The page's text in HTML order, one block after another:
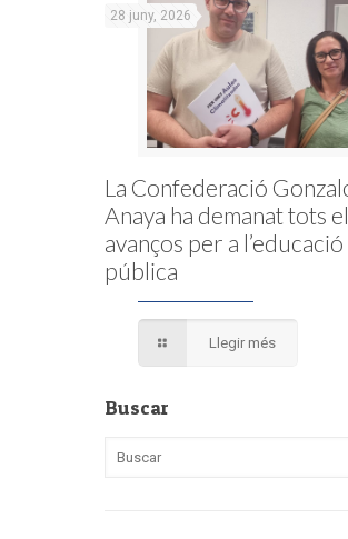
28 juny, 2026
La Confederació
Anaya ha demanat tots
avanços per a l’educació
pública
Llegir més
Buscar